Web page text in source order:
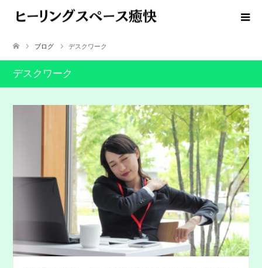
ブログ デスクワーク
デスクワーク